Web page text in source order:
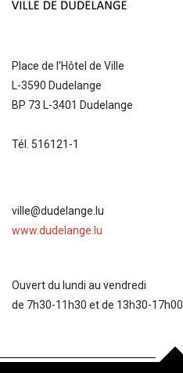
Place de l'Hôtel de Ville
L-3590 Dudelange
BP 73 L-3401 Dudelange
Tél. 516121-1
ville@dudelange.lu
www.dudelange.lu
Ouvert du lundi au vendredi
de 7h30-11h30 et de 13h30-17h00